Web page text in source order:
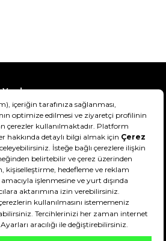
Yardım
Teslimat Bilgisi
Şartlar & Koşullar
Hakkımızda
Tüm hakları saklıdır.